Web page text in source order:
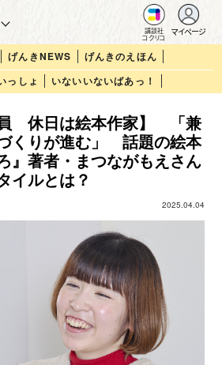
講談社
コクリコ
マイページ
げんきNEWS
げんきのえほん
っしょ
いないいないばあっ！
員 休日は絵本作家】 「兼
くりが進む」 話題の絵本
』著者・まつながもえさん
イルとは？
2025.04.04